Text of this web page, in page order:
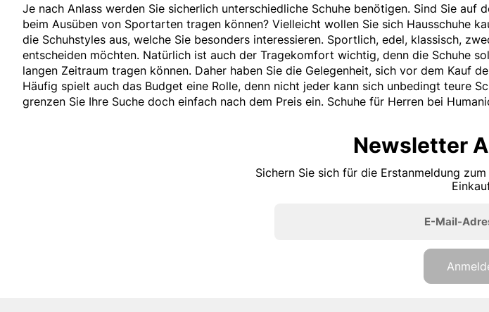
Je nach Anlass werden Sie sicherlich unterschiedliche Schuhe benötigen. Sind Sie auf
beim Ausüben von Sportarten tragen können? Vielleicht wollen Sie sich Hausschuhe
die Schuhstyles aus, welche Sie besonders interessieren. Sportlich, edel, klassisch,
entscheiden möchten. Natürlich ist auch der Tragekomfort wichtig, denn die Schuhe
langen Zeitraum tragen können. Daher haben Sie die Gelegenheit, sich vor dem Kauf
Häufig spielt auch das Budget eine Rolle, denn nicht jeder kann sich unbedingt teure
grenzen Sie Ihre Suche doch einfach nach dem Preis ein. Schuhe für Herren bei
Newsletter
Sichern Sie sich für die Erstanmeldung
E-Mail-